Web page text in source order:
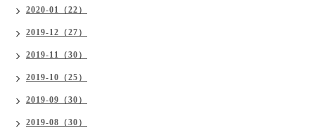
2020-01（22）
2019-12（27）
2019-11（30）
2019-10（25）
2019-09（30）
2019-08（30）